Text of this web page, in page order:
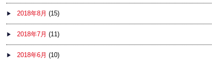
2018年8月 (15)
2018年7月 (11)
2018年6月 (10)